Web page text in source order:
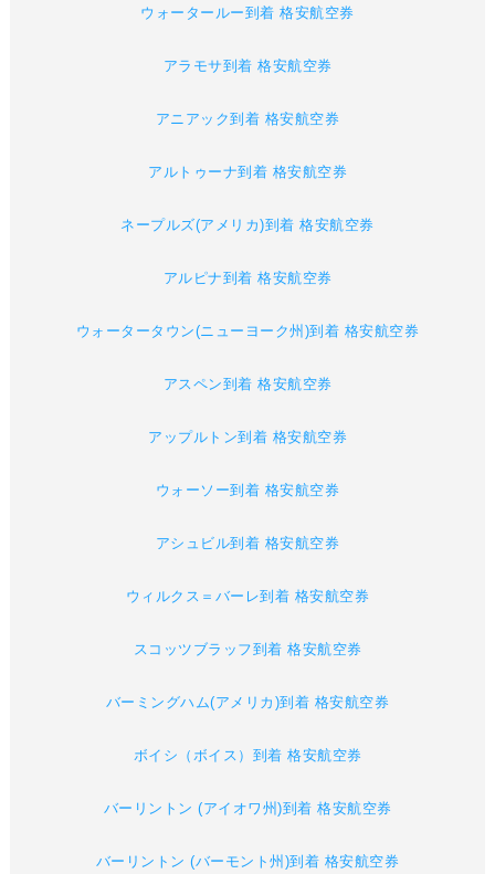
ウォータールー到着 格安航空券
アラモサ到着 格安航空券
アニアック到着 格安航空券
アルトゥーナ到着 格安航空券
ネープルズ(アメリカ)到着 格安航空券
アルピナ到着 格安航空券
ウォータータウン(ニューヨーク州)到着 格安航空券
アスペン到着 格安航空券
アップルトン到着 格安航空券
ウォーソー到着 格安航空券
アシュビル到着 格安航空券
ウィルクス＝バーレ到着 格安航空券
スコッツブラッフ到着 格安航空券
バーミングハム(アメリカ)到着 格安航空券
ボイシ（ボイス）到着 格安航空券
バーリントン (アイオワ州)到着 格安航空券
バーリントン (バーモント州)到着 格安航空券